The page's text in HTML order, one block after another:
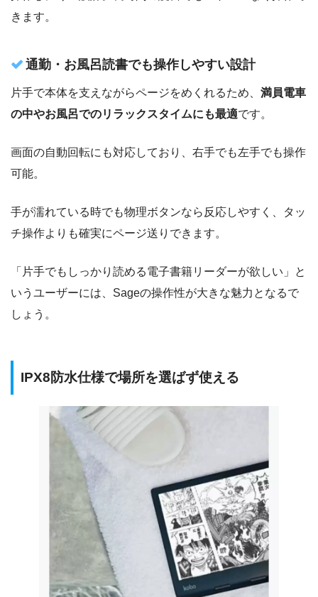
きます。
通勤・お風呂読書でも操作しやすい設計
片手で本体を支えながらページをめくれるため、 満員電車
の中やお風呂でのリラックスタイムにも最適です。
画面の自動回転にも対応しており、右手でも左手でも操作
可能。
手が濡れている時でも物理ボタンなら反応しやすく、タッ
チ操作よりも確実にページ送りできます。
「片手でもしっかり読める電子書籍リーダーが欲しい」と
いうユーザーには、Sageの操作性が大きな魅力となるで
しょう。
IPX8防水仕様で場所を選ばず使える